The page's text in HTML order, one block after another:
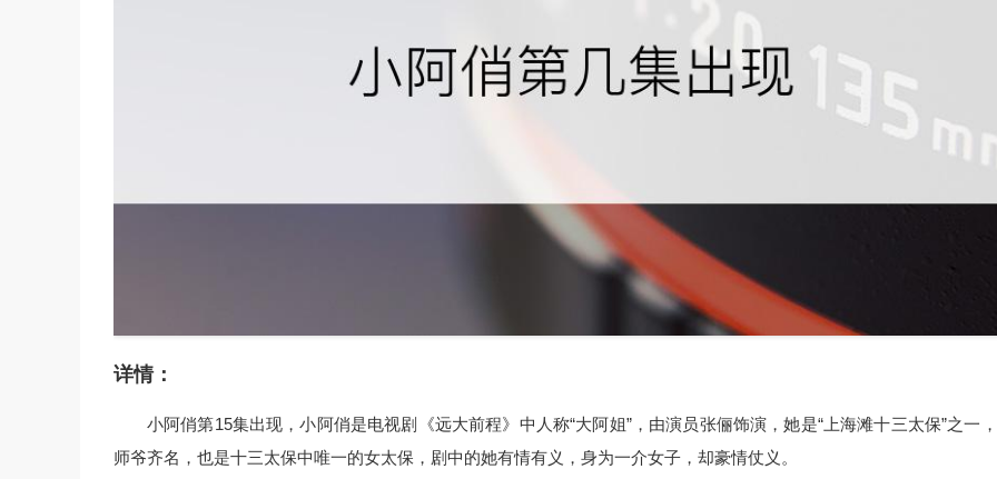
详情：
小阿俏第15集出现，小阿俏是电视剧《远大前程》中人称“大阿姐”，由演员张俪饰演，她是“上海滩十三太保”之一
师爷齐名，也是十三太保中唯一的女太保，剧中的她有情有义，身为一介女子，却豪情仗义。